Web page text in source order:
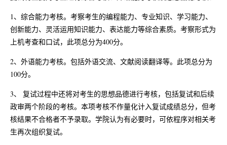
1、综合能力考核。考察考生的编程能力、专业知识、学习能力、
创新能力、灵活运用知识能力、表达能力等综合素质。考察形式为
上机考查和口试，此项总分为400分。
2、外语能力考核。包括外语交流、文献阅读翻译等。此项总分为
100分。
3、 复试过程中还将对考生的思想品德进行考核，包括复试和后续
政审两个阶段的考核。本项考核不作量化计入复试成绩总分，但考
核结果不合格者不予录取。学院认为有必要时，可依程序对相关考
生再次组织复试。